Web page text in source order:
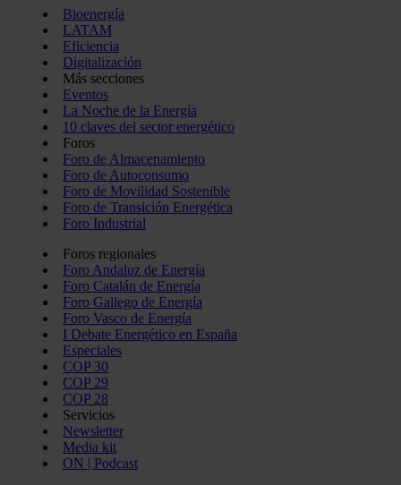
Bioenergía
LATAM
Eficiencia
Digitalización
Más secciones
Eventos
La Noche de la Energía
10 claves del sector energético
Foros
Foro de Almacenamiento
Foro de Autoconsumo
Foro de Movilidad Sostenible
Foro de Transición Energética
Foro Industrial
Foros regionales
Foro Andaluz de Energía
Foro Catalán de Energía
Foro Gallego de Energía
Foro Vasco de Energía
I Debate Energético en España
Especiales
COP 30
COP 29
COP 28
Servicios
Newsletter
Media kit
ON | Podcast